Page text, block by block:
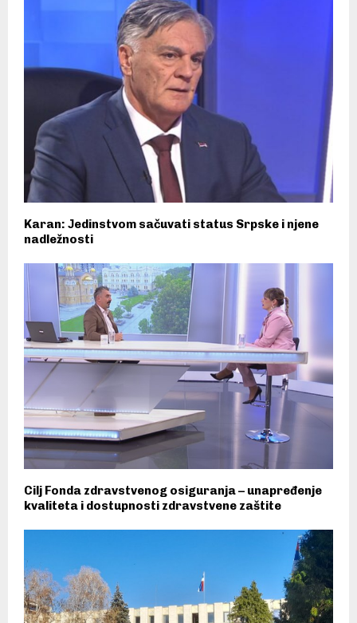
Karan: Јedinstvom sačuvati status Srpske i njene
nadležnosti
Cilj Fonda zdravstvenog osiguranja – unapređenje
kvaliteta i dostupnosti zdravstvene zaštite